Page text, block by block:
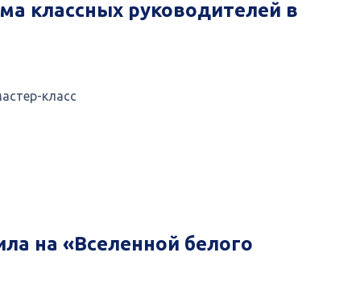
классных руководителей в
класс
на «Вселенной белого